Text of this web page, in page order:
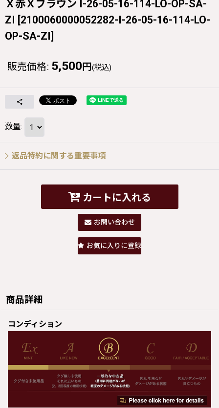
Ｘ赤Ｘブラウン I-26-05-16-114-LO-OP-SA-
ZI [2100060000052282-I-26-05-16-114-LO-
OP-SA-ZI]
販売価格: 5,500 円 (税込)
数量:
返品特約に関する重要事項
カートに入れる
お問い合わせ
お気に入りに登録
商品詳細
コンディション